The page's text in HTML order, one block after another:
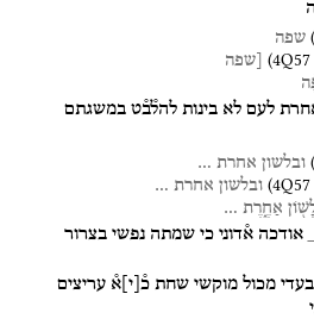
( שפה
(4Q57 [שפה
לעם לא בינות להל֯ב֯ט במשגתם
( ובלשון אחרת …
(4Q57 ובלשון אחרת …
אַחֶ֑רֶת …
אודכה א֯דוני כי שמתה נפשי בצרור
בעדי מכול מוקשי שחת כ֯ י א֯ עריצים